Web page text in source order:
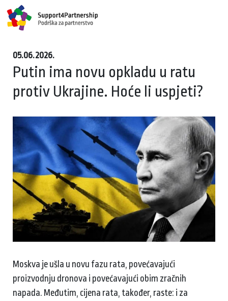
05.06.2026.
Putin ima novu opkladu u ratu
protiv Ukrajine. Hoće li uspjeti?
Moskva je ušla u novu fazu rata, povećavajući
proizvodnju dronova i povećavajući obim zračnih
napada. Međutim, cijena rata, također, raste: i za